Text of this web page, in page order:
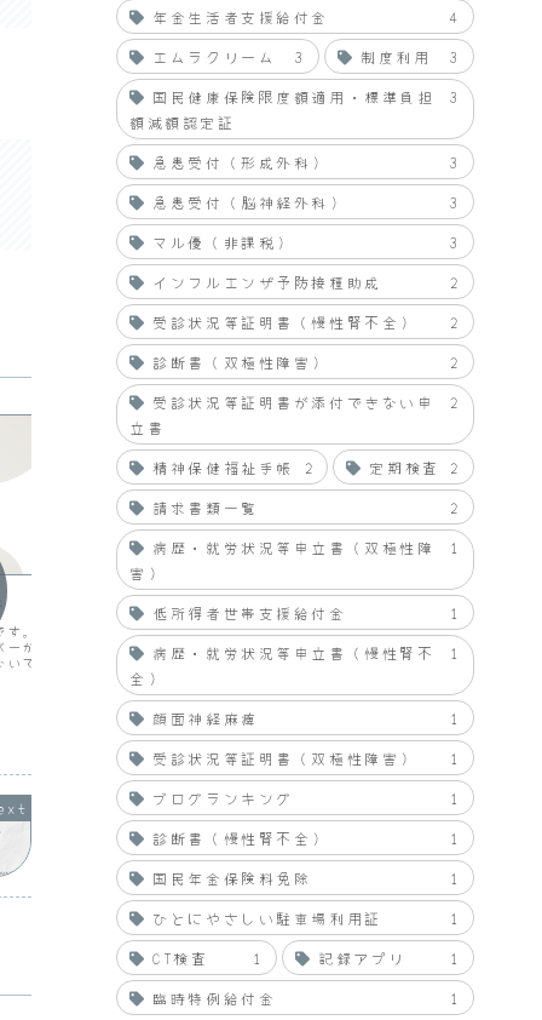
す。不調です。パソコ
ーがここ３日間も落ち
いです。有料で会社で
はかなり困っているよ
2009.02.02
hyouhyou
う～さぎ～さん♪くまさん♪ね
こさんよぉ～♪
な～んとなく売れそな気がします～♪う
り振りしながら踊るKINCHOのＣＭ「ゴン
ゴン売れそうな予感編」がたまらなくい
いです。出演している「タンスにゴンダ
ンサーズ」のぬいぐるみに入っている方
たちはプロのダンサ...
2009.04.18
年金生活者支援給付金
4
エムラクリーム
3 制度利用
3
国民健康保険限度額適用・標準負担
額減額認定証
3
急患受付（形成外科）
3
急患受付（脳神経外科）
3
マル優（非課税）
3
インフルエンザ予防接種助成
2
受診状況等証明書（慢性腎不全）
2
診断書（双極性障害）
2
受診状況等証明書が添付できない申
立書
2
精神保健福祉手帳 2 定期検査
2
請求書類一覧
2
病歴・就労状況等申立書（双極性障
害）
1
低所得者世帯支援給付金
1
病歴・就労状況等申立書（慢性腎不
全）
1
顔面神経麻痺
1
受診状況等証明書（双極性障害）
1
ブログランキング
1
診断書（慢性腎不全）
1
国民年金保険料免除
1
ひとにやさしい駐車場利用証
1
CT検査
1 記録アプリ
1
臨時特例給付金
1